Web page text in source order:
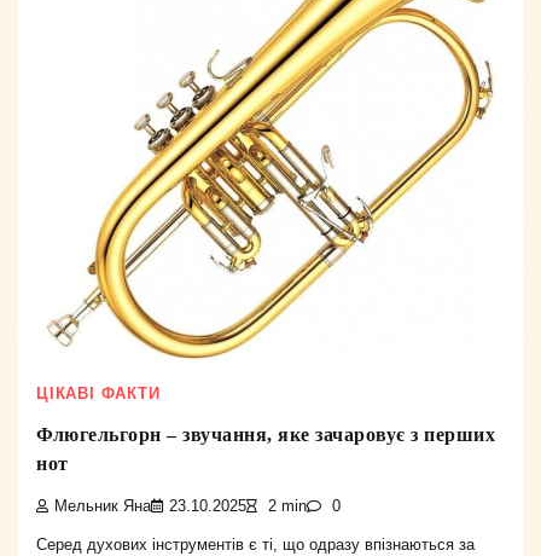
ЦІКАВІ ФАКТИ
Флюгельгорн – звучання, яке зачаровує з перших
нот
Мельник Яна 23.10.2025 2 min 0
Серед духових інструментів є ті, що одразу впізнаються за